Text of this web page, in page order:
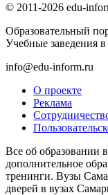
© 2011-2026 edu-
Образовательный
Учебные заведения
info@edu-inform.ru
О проекте
Реклама
Все об образовании
дополнительное
тренинги. Вузы
дверей в вузах